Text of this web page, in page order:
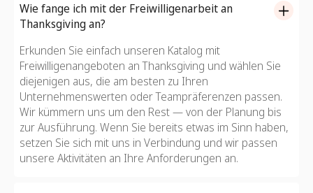
Wie fange ich mit der Freiwilligenarbeit an
Thanksgiving an?
Erkunden Sie einfach unseren Katalog mit
Freiwilligenangeboten an Thanksgiving und wählen Sie
diejenigen aus, die am besten zu Ihren
Unternehmenswerten oder Teampräferenzen passen.
Wir kümmern uns um den Rest — von der Planung bis
zur Ausführung. Wenn Sie bereits etwas im Sinn haben,
setzen Sie sich mit uns in Verbindung und wir passen
unsere Aktivitäten an Ihre Anforderungen an.